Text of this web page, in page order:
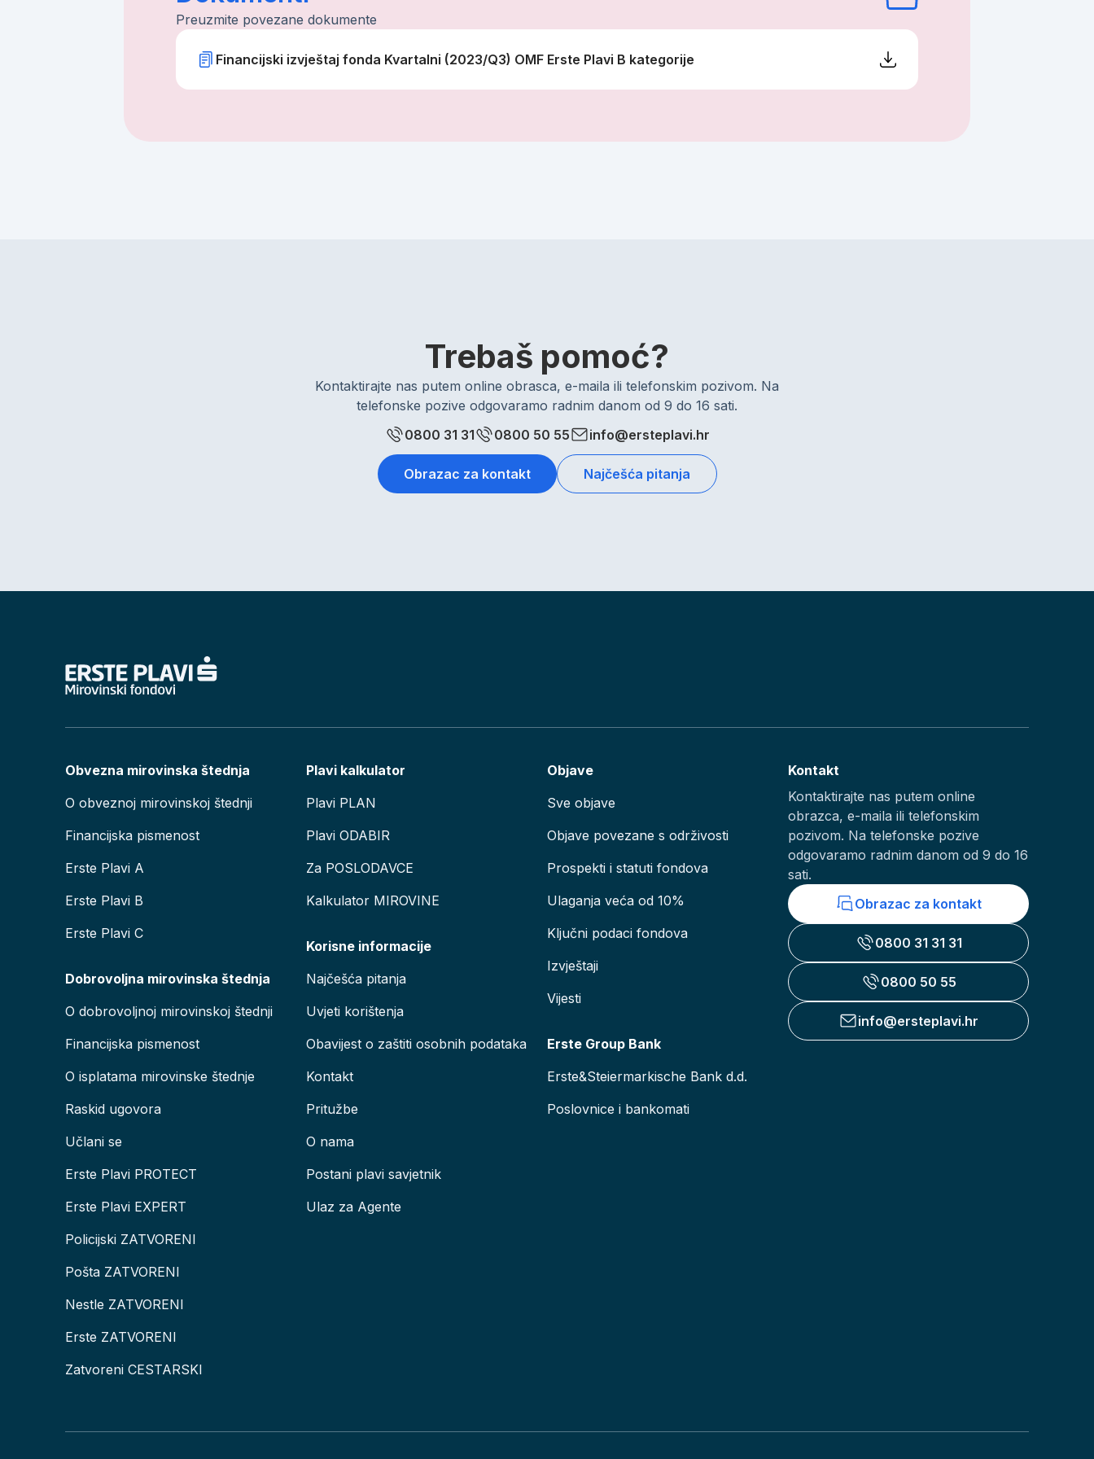
Preuzmite povezane dokumente
Financijski izvještaj fonda Kvartalni (2023/Q3) OMF Erste Plavi B kategorije
Trebaš pomoć?
Kontaktirajte nas putem online obrasca, e-maila ili telefonskim pozivom. Na
telefonske pozive odgovaramo radnim danom od 9 do 16 sati.
0800 31 31
0800 50 55 info@ersteplavi.hr
Obrazac za kontakt Najčešća pitanja
Obvezna mirovinska štednja
O obveznoj mirovinskoj štednji
Financijska pismenost
Erste Plavi A
Erste Plavi B
Erste Plavi C
Dobrovoljna mirovinska štednja
O dobrovoljnoj mirovinskoj štednji
Financijska pismenost
O isplatama mirovinske štednje
Raskid ugovora
Učlani se
Erste Plavi PROTECT
Erste Plavi EXPERT
Policijski ZATVORENI
Pošta ZATVORENI
Nestle ZATVORENI
Erste ZATVORENI
Zatvoreni CESTARSKI
Plavi kalkulator
Plavi PLAN
Plavi ODABIR
Za POSLODAVCE
Kalkulator MIROVINE
Korisne informacije
Najčešća pitanja
Uvjeti korištenja
Obavijest o zaštiti osobnih podataka
Kontakt
Pritužbe
O nama
Postani plavi savjetnik
Ulaz za Agente
Objave
Sve objave
Objave povezane s održivosti
Prospekti i statuti fondova
Ulaganja veća od 10%
Ključni podaci fondova
Izvještaji
Vijesti
Erste Group Bank
Erste&Steiermarkische Bank d.d.
Poslovnice i bankomati
Kontakt
Kontaktirajte nas putem online
obrazca, e-maila ili telefonskim
pozivom. Na telefonske pozive
odgovaramo radnim danom od 9 do 16
sati.
Obrazac za kontakt
0800 31 31 31
0800 50 55
info@ersteplavi.hr